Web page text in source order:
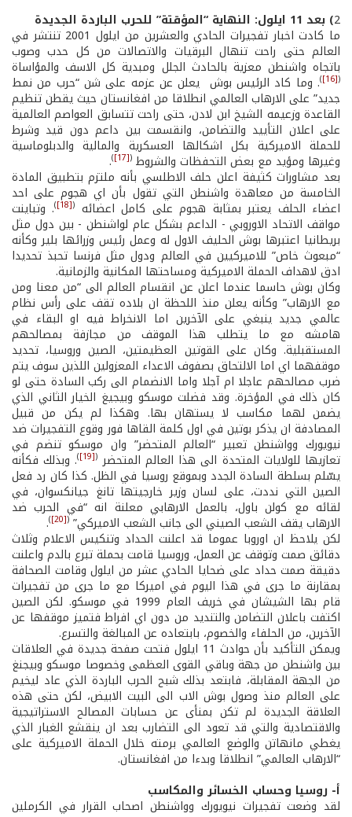
2) بعد 11 ايلول: النهاية “المؤقتة” للحرب الباردة الجديدة
ما كادت اخبار تفجيرات الحادي والعشرين من ايلول 2001 تنتشر في
العالم حتى راحت تنهال البرقيات والاتصالات من كل حدب وصوب
باتجاه واشنطن معزية بالحادث الجلل ومبدية كل الاسف والمؤاساة
(
[16]
). وما كاد الرئيس بوش يعلن عن عزمه على شن “حرب من نمط
جديد” على الارهاب العالمي انطلاقا من افغانستان حيث يقطن تنظيم
القاعدة وزعيمه الشيخ ابن لادن، حتى راحت تتسابق العواصم العالمية
على اعلان التأييد والتضامن، وانقسمت بين داعم دون قيد وشرط
للحملة الاميركية بكل اشكالها العسكرية والمالية والدبلوماسية
وغيرها ومؤيد مع بعض التحفظات والشروط (
[17]
)
.
بعد مشاورات كثيفة اعلن حلف الاطلسي بأنه ملتزم بتطبيق المادة
الخامسة من معاهدة واشنطن التي تقول بأن اي هجوم على احد
اعضاء الحلف يعتبر بمثابة هجوم على كامل اعضائه (
[18]
). وتباينت
مواقف الاتحاد الاوروبي - الداعم بشكل عام لواشنطن - بين دول مثل
بريطانيا اعتبرها بوش الحليف الاول له وعمل رئيس وزرائها بلير وكأنه
“مبعوث خاص” للاميركيين في العالم ودول مثل فرنسا تحبذ تحديدا
ادق لاهداف الحملة الاميركية ومساحتها المكانية والزمانية.
وكان بوش حاسما عندما اعلن عن انقسام العالم الى “من معنا ومن
مع الارهاب” وكأنه يعلن منذ اللحظة ان بلاده تقف على رأس نظام
عالمي جديد ينبغي على الآخرين اما الانخراط فيه او البقاء في
هامشه مع ما يتطلب هذا الموقف من مجازفة بمصالحهم
المستقبلية. وكان على القوتين العظيمتين، الصين وروسيا، تحديد
موقفهما اي اما الالتحاق بصفوف الاعداء المعزولين اللذين سوف يتم
ضرب مصالحهم عاجلا ام آجلا واما الانضمام الى ركب السادة حتى لو
كان ذلك في المؤخرة. وقد فضلت موسكو وبيجيغ الخيار الثاني الذي
يضمن لهما مكاسب لا يستهان بها. وهكذا لم يكن من قبيل
المصادفة ان يذكر بوتين في اول كلمة القاها فور وقوع التفجيرات ضد
نيويورك وواشنطن تعبير “العالم المتحضر” وان موسكو تنضم في
تعازيها للولايات المتحدة الى هذا العالم المتحضر (
[19]
). وبذلك فكأنه
يسّلم بسلطة السادة الجدد وبموقع روسيا في الظل. كذا كان رد فعل
الصين التي نددت، على لسان وزير خارجيتها تانغ جيانكسوان، في
لقائه مع كولن باول، بالعمل الارهابي معلنة انه “في الحرب ضد
الارهاب يقف الشعب الصيني الى جانب الشعب الاميركي” (
[20]
)
.
لكن يلاحظ ان اوروبا عموما قد اعلنت الحداد وتنكيس الاعلام وثلاث
دقائق صمت وتوقف عن العمل، وروسيا قامت بحملة تبرع بالدم واعلنت
دقيقة صمت حداد على ضحايا الحادي عشر من ايلول وقامت الصحافة
بمقارنة ما جرى في هذا اليوم في اميركا مع ما جرى من تفجيرات
قام بها الشيشان في خريف العام 1999 في موسكو. لكن الصين
اكتفت باعلان التضامن والتنديد من دون اي افراط فتميز موقفها عن
الآخرين، من الحلفاء والخصوم، بابتعاده عن المبالغة والتسرع.
ويمكن التأكيد بأن حوادث 11 ايلول فتحت صفحة جديدة في العلاقات
بين واشنطن من جهة وباقي القوى العظمى وخصوصا موسكو وبيجنغ
من الجهة المقابلة، فابتعد بذلك شبح الحرب الباردة الذي عاد ليخيم
على العالم منذ وصول بوش الاب الى البيت الابيض، لكن حتى هذه
العلاقة الجديدة لم تكن بمنأى عن حسابات المصالح الاستراتيجية
والاقتصادية والتي قد تعود الى التضارب بعد ان ينقشع الغبار الذي
يغطي مانهاتن والوضع العالمي برمته خلال الحملة الاميركية على
“الارهاب العالمي” انطلاقا وبدءا من افغانستان.
أ- روسيا وحساب الخسائر والمكاسب
لقد وضعت تفجيرات نيويورك وواشنطن اصحاب القرار في الكرملين